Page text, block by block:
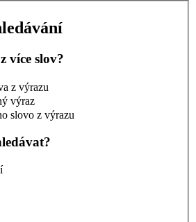
více slov?
z výrazu
výraz
slovo z výrazu